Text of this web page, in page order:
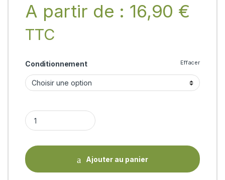
A partir de : 16,90 €
TTC
Conditionnement Effacer
KSHIRABALA (Tailam - huile de massage ayurvédique) BIO
Ajouter au panier